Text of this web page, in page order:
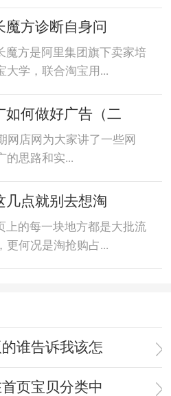
店起名
魔方诊断自身问
方是阿里集团旗下卖家培
大学，联合淘宝用...
如何做好广告（二
网为大家讲了一些网
的思路和实...
几点就别去想淘
的每一块地方都是大批流
更何况是淘抢购占...
谁告诉我该怎
页宝贝分类中